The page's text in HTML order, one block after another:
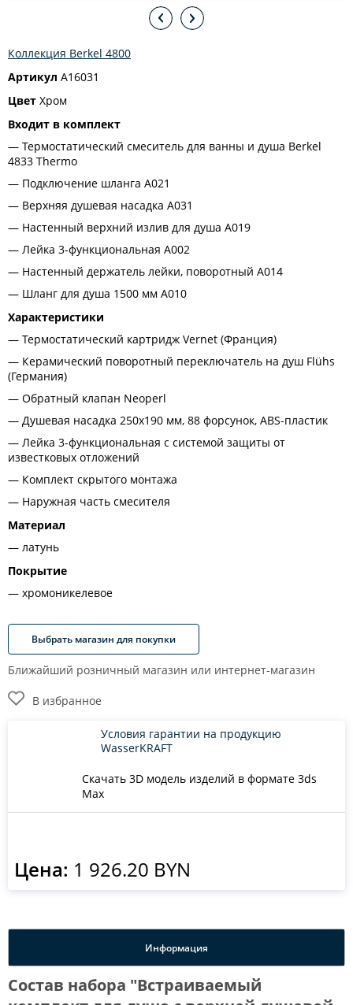
Коллекция Berkel 4800
Артикул A16031
Цвет Хром
Входит в комплект
Термостатический смеситель для ванны и душа Berkel
4833 Thermo
Подключение шланга A021
Верхняя душевая насадка A031
Настенный верхний излив для душа A019
Лейка 3-функциональная A002
Настенный держатель лейки, поворотный А014
Шланг для душа 1500 мм A010
Характеристики
Термостатический картридж Vernet (Франция)
Керамический поворотный переключатель на душ Flühs
(Германия)
Обратный клапан Neoperl
Душевая насадка 250х190 мм, 88 форсунок, ABS-пластик
Лейка 3-функциональная с системой защиты от
известковых отложений
Комплект скрытого монтажа
Наружная часть смесителя
Материал
латунь
Покрытие
хромоникелевое
Выбрать магазин для покупки
Ближайший розничный магазин или интернет-магазин
В избранное
Скачать 3D модель изделий в формате 3ds
Max
Условия гарантии на продукцию
WasserKRAFT
Цена: 1 926.20 BYN
Информация
Состав набора "Встраиваемый